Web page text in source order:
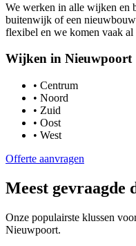
We werken in alle wijken en
buitenwijk of een
flexibel en we komen vaak
Wijken in Nieuwpoort
• Centrum
• Noord
• Zuid
• Oost
• West
Offerte aanvragen
Meest gevraagde
Onze populairste klussen
Nieuwpoort.